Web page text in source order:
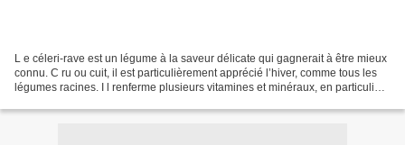
L e céleri-rave est un légume à la saveur délicate qui gagnerait à être mieux
connu. C ru ou cuit, il est particulièrement apprécié l’hiver, comme tous les
légumes racines. I l renferme plusieurs vitamines et minéraux, en particulier